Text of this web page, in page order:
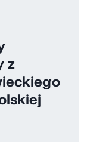
z